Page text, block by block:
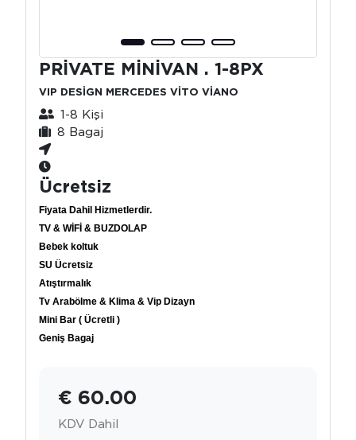
PRİVATE MİNİVAN . 1-8PX
VIP DESİGN MERCEDES VİTO VİANO
1-8 Kişi
8 Bagaj
Ücretsiz
Fiyata Dahil Hizmetlerdir.
TV & WİFİ & BUZDOLAP
Bebek koltuk
SU Ücretsiz
Atıştırmalık
Tv Arabölme & Klima & Vip Dizayn
Mini Bar ( Ücretli )
Geniş Bagaj
€ 60.00
KDV Dahil